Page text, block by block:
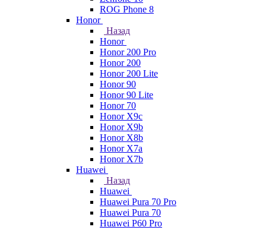
ROG Phone 8
Honor
Назад
Honor
Honor 200 Pro
Honor 200
Honor 200 Lite
Honor 90
Honor 90 Lite
Honor 70
Honor X9c
Honor X9b
Honor X8b
Honor X7a
Honor X7b
Huawei
Назад
Huawei
Huawei Pura 70 Pro
Huawei Pura 70
Huawei P60 Pro